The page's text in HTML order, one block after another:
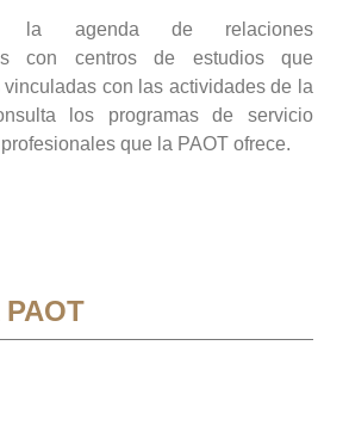
la agenda de relaciones
con centros de estudios que
vinculadas con las actividades de la
los programas de servicio
que la PAOT ofrece.
PAOT